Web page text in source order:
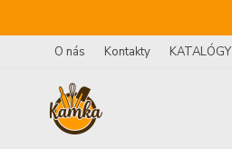
O nás Kontakty KATALÓGY